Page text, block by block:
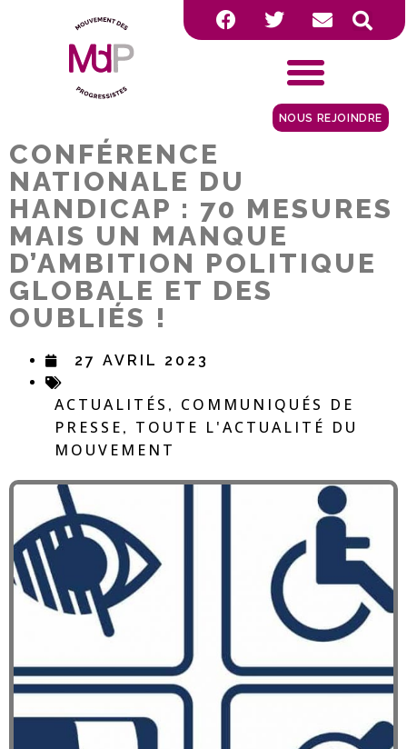
NOUS REJOINDRE
CONFÉRENCE
NATIONALE DU
HANDICAP : 70 MESURES
MAIS UN MANQUE
D’AMBITION POLITIQUE
GLOBALE ET DES
OUBLIÉS !
27 AVRIL 2023
ACTUALITÉS , COMMUNIQUÉS DE
PRESSE , TOUTE L'ACTUALITÉ DU
MOUVEMENT